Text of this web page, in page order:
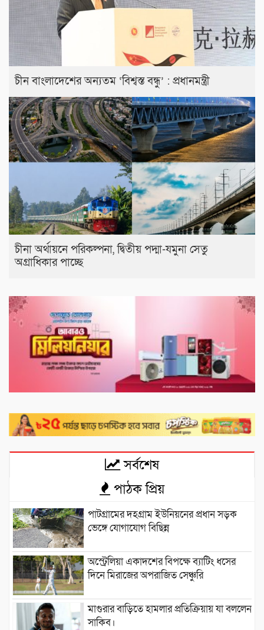
চীন বাংলাদেশের অন্যতম ‘বিশ্বস্ত বন্ধু’ : প্রধানমন্ত্রী
চীনা অর্থায়নে পরিকল্পনা, দ্বিতীয় পদ্মা-যমুনা সেতু
অগ্রাধিকার পাচ্ছে
সর্বশেষ
পাঠক প্রিয়
পাটগ্রামের দহগ্রাম ইউনিয়নের প্রধান সড়ক
ভেঙ্গে যোগাযোগ বিছিন্ন
অস্ট্রেলিয়া একাদশের বিপক্ষে ব্যাটিং ধসের
দিনে মিরাজের অপরাজিত সেঞ্চুরি
মাগুরার বাড়িতে হামলার প্রতিক্রিয়ায় যা বললেন
সাকিব।